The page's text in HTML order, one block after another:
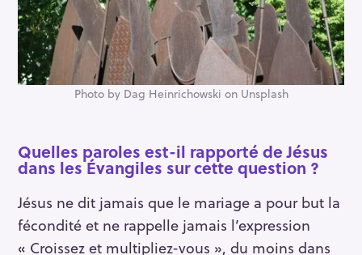
Photo by Dag Heinrichowski on Unsplash
Quelles paroles est-il rapporté de Jésus
dans les Évangiles sur cette question ?
Jésus ne dit jamais que le mariage a pour but la
fécondité et ne rappelle jamais l’expression
« Croissez et multipliez-vous », du moins dans